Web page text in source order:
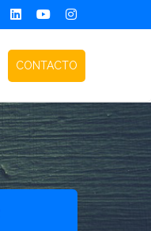
CONTACTO